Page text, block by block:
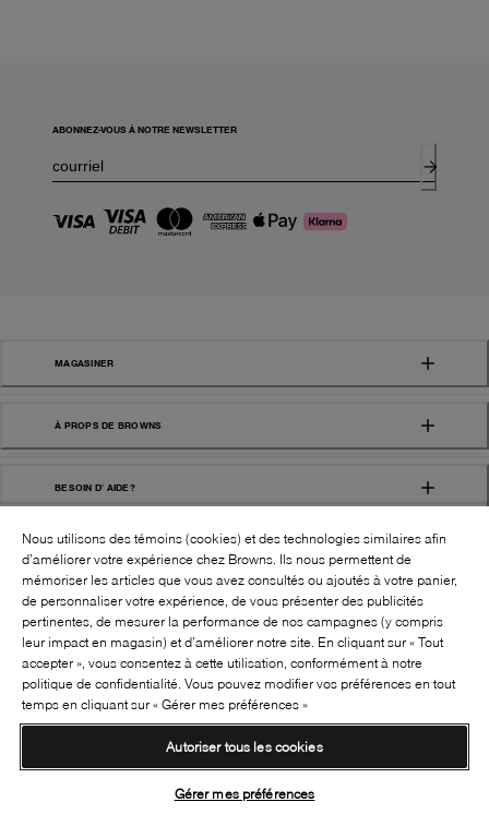
ABONNEZ-VOUS À NOTRE NEWSLETTER
MAGASINER
À PROPS DE BROWNS
BESOIN D' AIDE?
BROWNS SHOES INC. TOUS DROITS
RÉSERVÉS
Conditions générales Politique de confidentialité
Transparence de la chaîne d’approvisionnement
SUIVEZ-NOUS!:
Nous utilisons des témoins (cookies) et des technologies similaires afin
d’améliorer votre expérience chez Browns. Ils nous permettent de
mémoriser les articles que vous avez consultés ou ajoutés à votre panier,
de personnaliser votre expérience, de vous présenter des publicités
pertinentes, de mesurer la performance de nos campagnes (y compris
leur impact en magasin) et d’améliorer notre site. En cliquant sur « Tout
accepter », vous consentez à cette utilisation, conformément à notre
politique de confidentialité. Vous pouvez modifier vos préférences en tout
temps en cliquant sur « Gérer mes préférences »
Autoriser tous les cookies
Gérer mes préférences